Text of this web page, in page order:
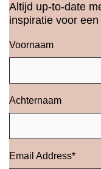
Altijd up-to-date
inspiratie voor
Voornaam
Achternaam
Email Address*